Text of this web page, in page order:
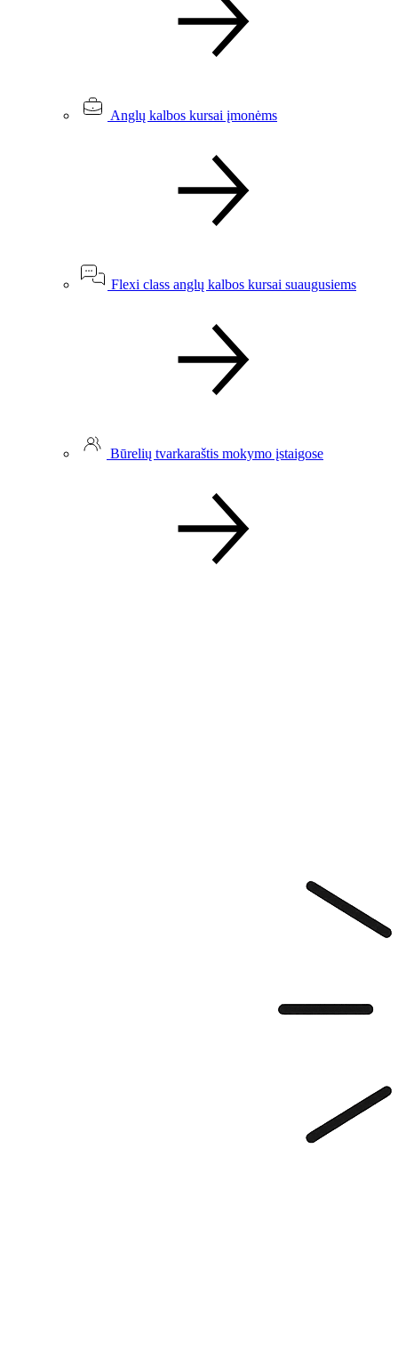
Anglų kalbos kursai įmonėms
Flexi class anglų kalbos kursai suaugusiems
Būrelių tvarkaraštis mokymo įstaigose